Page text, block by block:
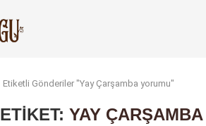
Etiketli Gönderiler "Yay Çarşamba yorumu"
ETIKET: YAY